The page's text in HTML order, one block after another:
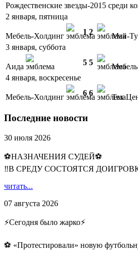
Рождественские звезды-2015 среди
2 января, пятница
Мебель-Холдинг 1 2 Май-
3 января, суббота
Аида 5 5
4 января, воскресенье
Мебель-Холдинг 6 6 Тех
Последние новости
30 июля 2026
⚽НАЗНАЧЕНИЯ СУДЕЙ⚽
‼В СРЕДУ СОСТОЯТСЯ
читать...
07 августа 2026
⚡️Сегодня было жарко⚡️
⚽ ️«Протестировали» новую